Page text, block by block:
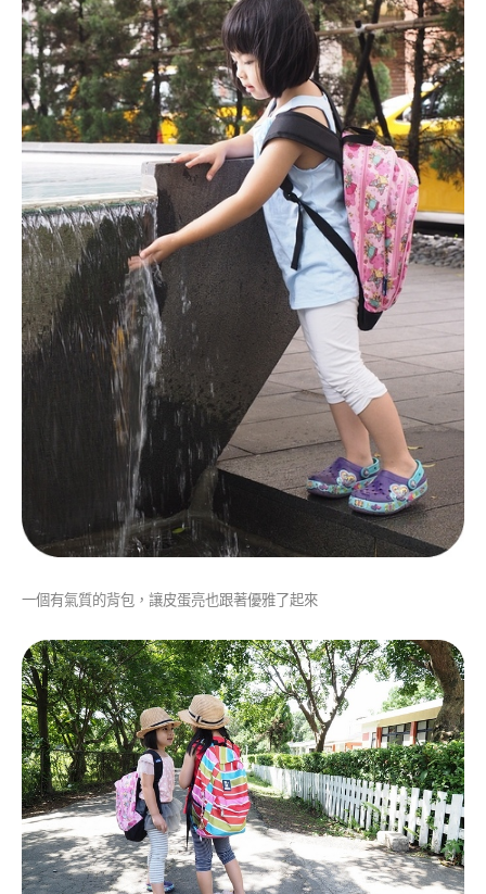
一個有氣質的背包，讓皮蛋亮也跟著優雅了起來